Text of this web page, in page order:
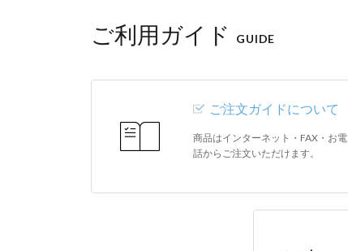
ご利用ガイド GUIDE
ご注文ガイドについて
商品はインターネット・FAX・お電
話からご注文いただけます。